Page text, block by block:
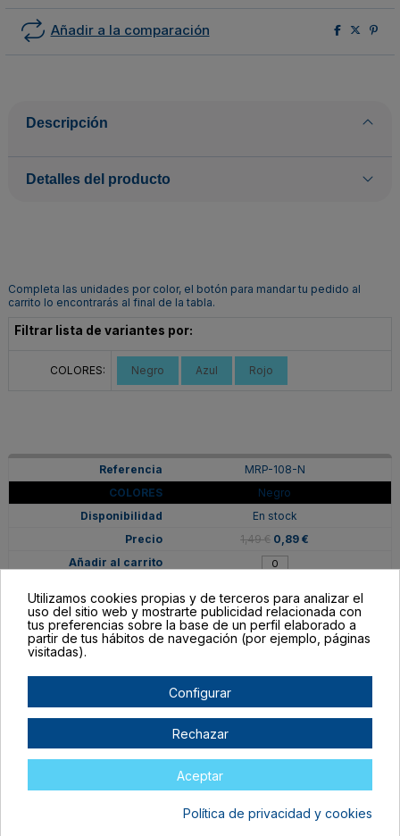
Añadir a la comparación
Descripción
Detalles del producto
Completa las unidades por color, el botón para mandar tu pedido al
carrito lo encontrarás al final de la tabla.
Filtrar lista de variantes por:
COLORES: Negro Azul Rojo
MRP-108-N
Negro
En stock
1,49 € 0,89 €
MRP-108-A
MRP-108-R
Utilizamos cookies propias y de terceros para analizar el
uso del sitio web y mostrarte publicidad relacionada con
tus preferencias sobre la base de un perfil elaborado a
partir de tus hábitos de navegación (por ejemplo, páginas
visitadas).
Configurar
Rechazar
Aceptar
Política de privacidad y cookies